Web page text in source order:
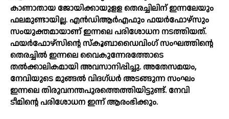
കാണാതായ ജോയിക്കായുളള തെരച്ചിലിന് ഇന്നലേയും
ഫലമുണ്ടായില്ല. എന്‍ഡിആര്‍എഫും ഫയര്‍ഫോഴ്സും
സംയുക്തമായാണ് ഇന്നലെ പരിശോധന നടത്തിയത്.
ഫയര്‍ഫോഴ്സിന്റെ സ്‌കൂബാഡൈവിംഗ് സംഘത്തിന്റെ
തെരച്ചില്‍ ഇന്നലെ വൈകുന്നേരത്തോടെ
തല്‍ക്കാലികമായി അവസാനിപ്പിച്ചു. അതേസമയം,
നേവിയുടെ മുങ്ങല്‍ വിദഗ്ധര്‍ അടങ്ങുന്ന സംഘം
ഇന്നലെ തിരുവനന്തപുരത്തെത്തിയിട്ടുണ്ട്. നേവി
ടീമിന്റെ പരിശോധന ഇന്ന് ആരംഭിക്കും.